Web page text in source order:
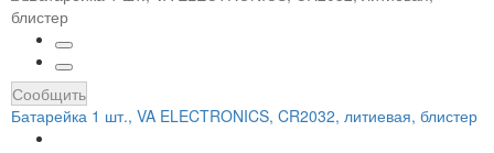
Сообщить
Батарейка 1 шт., VA ELECTRONICS, CR2032, литиевая, блистер